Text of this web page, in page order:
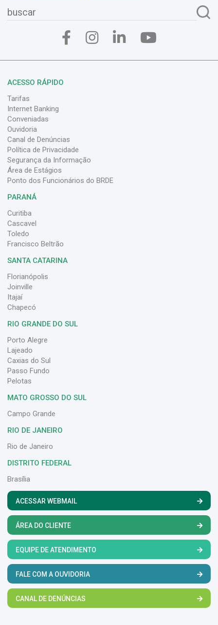
ACESSO RÁPIDO
Tarifas
Internet Banking
Conveniadas
Ouvidoria
Canal de Denúncias
Política de Privacidade
Segurança da Informação
Área de Estágios
Ponto dos Funcionários do BRDE
PARANÁ
Curitiba
Cascavel
Toledo
Francisco Beltrão
SANTA CATARINA
Florianópolis
Joinville
Itajaí
Chapecó
RIO GRANDE DO SUL
Porto Alegre
Lajeado
Caxias do Sul
Passo Fundo
Pelotas
MATO GROSSO DO SUL
Campo Grande
RIO DE JANEIRO
Rio de Janeiro
DISTRITO FEDERAL
Brasília
ACESSAR WEBMAIL
ÁREA DO CLIENTE
EQUIPE DE ATENDIMENTO
FALE COM A OUVIDORIA
CANAL DE DENÚNCIAS